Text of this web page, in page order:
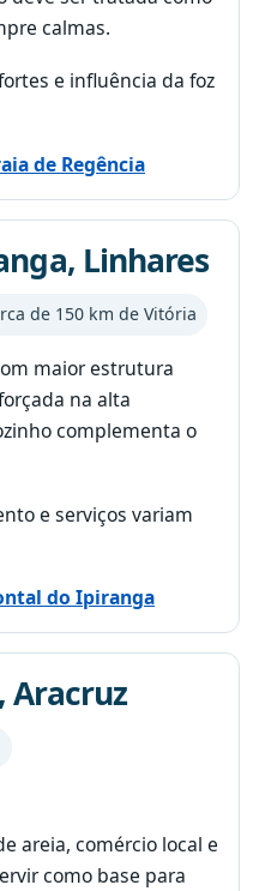
calmas.
e influência da foz
de Regência
Linhares
de 150 km de Vitória
maior estrutura
na alta
complementa o
e serviços variam
do Ipiranga
Aracruz
areia, comércio local e
como base para